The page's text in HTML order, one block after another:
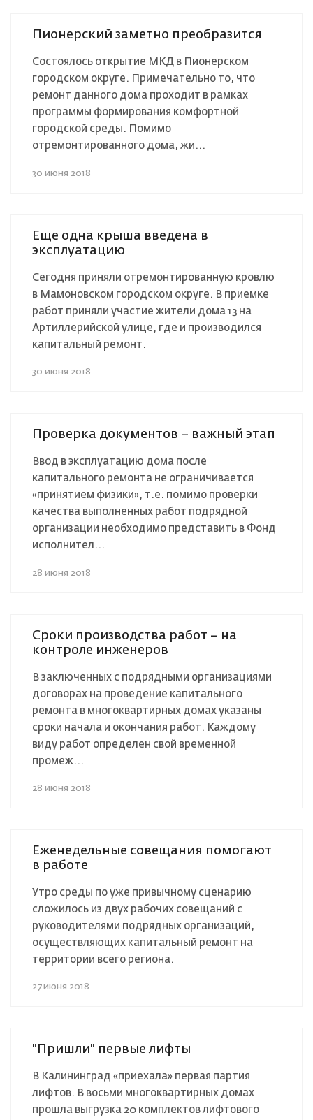
Пионерский заметно преобразится
Состоялось открытие МКД в Пионерском
городском округе. Примечательно то, что
ремонт данного дома проходит в рамках
программы формирования комфортной
городской среды. Помимо
отремонтированного дома, жи...
30 июня 2018
Еще одна крыша введена в
эксплуатацию
Сегодня приняли отремонтированную кровлю
в Мамоновском городском округе. В приемке
работ приняли участие жители дома 13 на
Артиллерийской улице, где и производился
капитальный ремонт.
30 июня 2018
Проверка документов – важный этап
Ввод в эксплуатацию дома после
капитального ремонта не ограничивается
«принятием физики», т.е. помимо проверки
качества выполненных работ подрядной
организации необходимо представить в Фонд
исполнител...
28 июня 2018
Сроки производства работ – на
контроле инженеров
В заключенных с подрядными организациями
договорах на проведение капитального
ремонта в многоквартирных домах указаны
сроки начала и окончания работ. Каждому
виду работ определен свой временной
промеж...
28 июня 2018
Еженедельные совещания помогают
в работе
Утро среды по уже привычному сценарию
сложилось из двух рабочих совещаний с
руководителями подрядных организаций,
осуществляющих капитальный ремонт на
территории всего региона.
27 июня 2018
"Пришли" первые лифты
В Калининград «приехала» первая партия
лифтов. В восьми многоквартирных домах
прошла выгрузка 20 комплектов лифтового